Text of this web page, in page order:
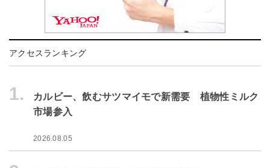
アクセスランキング
1.
カルビー、飲むサツマイモで新需要 植物性ミルク
市場参入
2026.08.05